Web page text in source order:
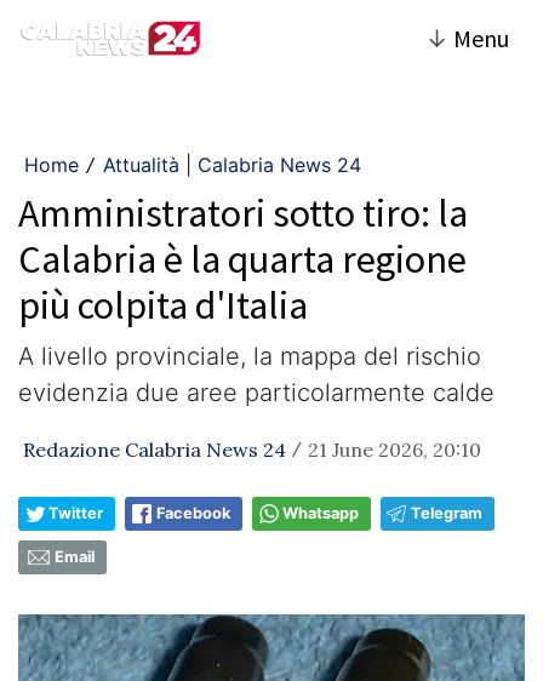
↓ Menu
Home / Attualità | Calabria News 24
Amministratori sotto tiro: la
Calabria è la quarta regione
più colpita d'Italia
A livello provinciale, la mappa del rischio
evidenzia due aree particolarmente calde
Redazione Calabria News 24 / 21 June 2026, 20:10
Twitter Facebook Whatsapp Telegram
Email